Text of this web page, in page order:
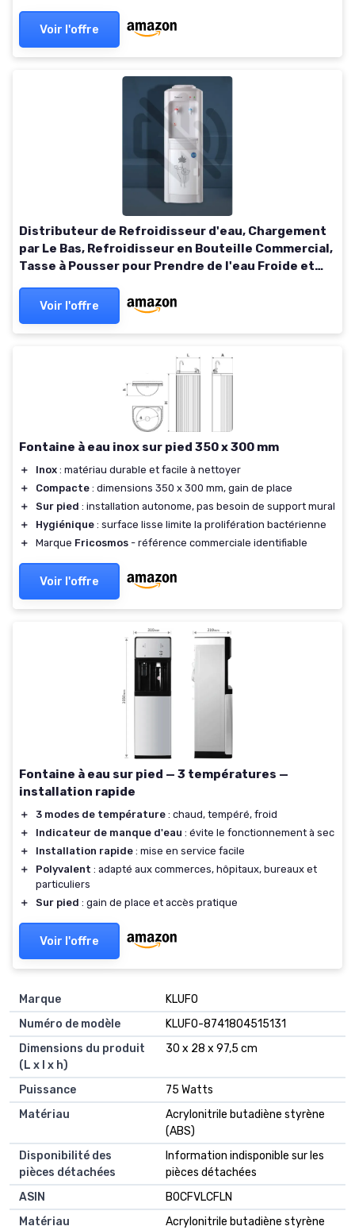
Voir l'offre
Distributeur de Refroidisseur d'eau, Chargement
par Le Bas, Refroidisseur en Bouteille Commercial,
Tasse à Pousser pour Prendre de l'eau Froide et
warmVoir l'offre
Fontaine à eau inox sur pied 350 x 300 mm
＋ Inox : matériau durable et facile à nettoyer
＋
Compacte : dimensions 350 x 300 mm, gain de place
＋
Sur pied : installation autonome, pas besoin de support mural
＋
Hygiénique : surface lisse limite la prolifération bactérienne
＋
Marque Fricosmos - référence commerciale identifiable
Voir l'offre
Fontaine à eau sur pied — 3 températures —
installation rapide
＋ 3 modes de température : chaud, tempéré, froid
＋
Indicateur de manque d'eau : évite le fonctionnement à sec
＋
Installation rapide : mise en service facile
＋
Polyvalent : adapté aux commerces, hôpitaux, bureaux et
particuliers
＋
Sur pied : gain de place et accès pratique
Voir l'offre
Marque
‎KLUFO
Numéro de modèle
‎KLUFO-8741804515131
Dimensions du produit
(L x l x h)
‎30 x 28 x 97,5 cm
Puissance
‎75 Watts
Matériau
‎Acrylonitrile butadiène styrène
(ABS)
Disponibilité des
pièces détachées
‎Information indisponible sur les
pièces détachées
ASIN
B0CFVLCFLN
Matériau
Acrylonitrile butadiène styrène